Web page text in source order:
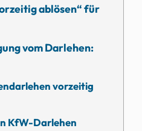
ablösen“ für
vom Darlehen:
vorzeitig
KfW-Darlehen